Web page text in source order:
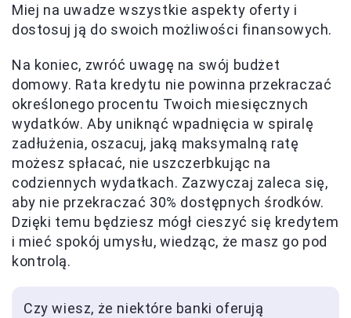
Miej na uwadze wszystkie aspekty oferty i
dostosuj ją do swoich możliwości finansowych.
Na koniec, zwróć uwagę na swój budżet
domowy. Rata kredytu nie powinna przekraczać
określonego procentu Twoich miesięcznych
wydatków. Aby uniknąć wpadnięcia w spiralę
zadłużenia, oszacuj, jaką maksymalną ratę
możesz spłacać, nie uszczerbkując na
codziennych wydatkach. Zazwyczaj zaleca się,
aby nie przekraczać 30% dostępnych środków.
Dzięki temu będziesz mógł cieszyć się kredytem
i mieć spokój umysłu, wiedząc, że masz go pod
kontrolą.
Czy wiesz, że niektóre banki oferują